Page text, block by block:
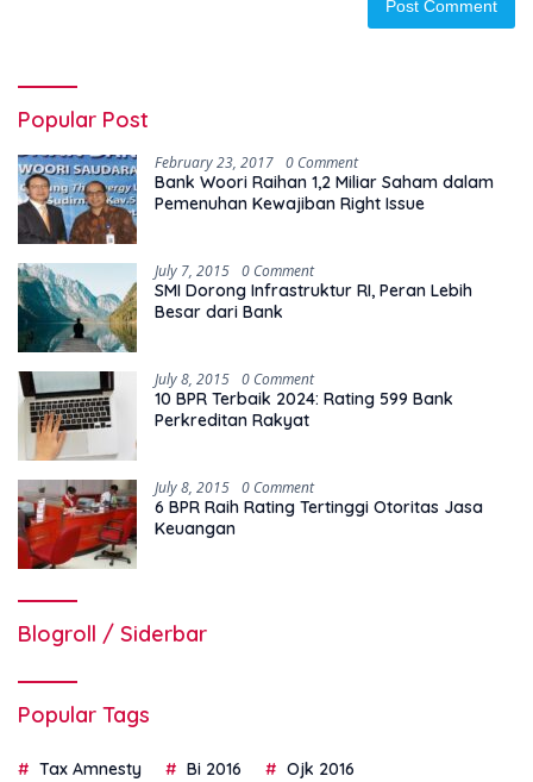
Popular Post
February 23, 2017 0 Comment
Bank Woori Raihan 1,2 Miliar Saham dalam
Pemenuhan Kewajiban Right Issue
July 7, 2015 0 Comment
SMI Dorong Infrastruktur RI, Peran Lebih
Besar dari Bank
July 8, 2015 0 Comment
10 BPR Terbaik 2024: Rating 599 Bank
Perkreditan Rakyat
July 8, 2015 0 Comment
6 BPR Raih Rating Tertinggi Otoritas Jasa
Keuangan
Blogroll / Siderbar
Popular Tags
Tax Amnesty Bi 2016 Ojk 2016